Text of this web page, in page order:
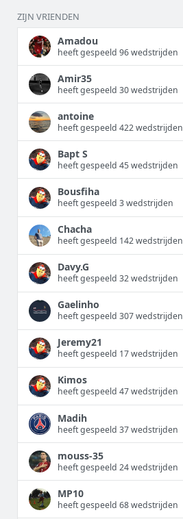
ZIJN VRIENDEN
Amadou
heeft gespeeld 96 wedstrijden
Amir35
heeft gespeeld 30 wedstrijden
antoine
heeft gespeeld 422 wedstrijden
Bapt S
heeft gespeeld 45 wedstrijden
Bousfiha
heeft gespeeld 3 wedstrijden
Chacha
heeft gespeeld 142 wedstrijden
Davy.G
heeft gespeeld 32 wedstrijden
Gaelinho
heeft gespeeld 307 wedstrijden
Jeremy21
heeft gespeeld 17 wedstrijden
Kimos
heeft gespeeld 47 wedstrijden
Madih
heeft gespeeld 37 wedstrijden
mouss-35
heeft gespeeld 24 wedstrijden
MP10
heeft gespeeld 68 wedstrijden